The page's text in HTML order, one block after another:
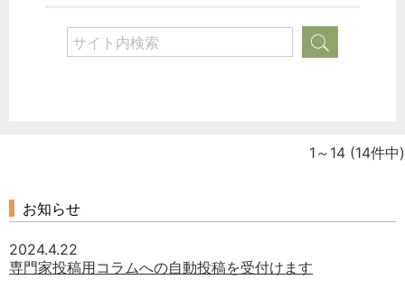
1～14 (14件中)
お知らせ
2024.4.22
専門家投稿用コラムへの自動投稿を受付けます